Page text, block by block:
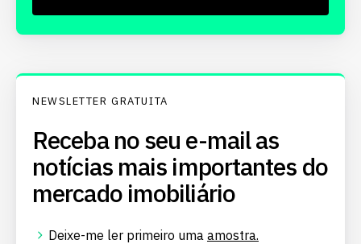
NEWSLETTER GRATUITA
Receba no seu e-mail as
notícias mais importantes do
mercado imobiliário
Deixe-me ler primeiro uma amostra.